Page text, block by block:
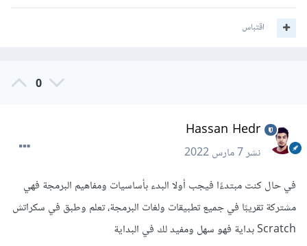
اقتباس
0
Hassan Hedr
نشر7 مارس 2022
في حال كنت مبتدءًا فيجب أولا البدء بأساسيات ومفاهيم البرمجة فهي
مشتركة تقريبًا في جميع تطبيقات ولغات البرمجة، تعلم وطبق في سكراتش
Scratch بداية فهو سهل ومفيد لك في البداية